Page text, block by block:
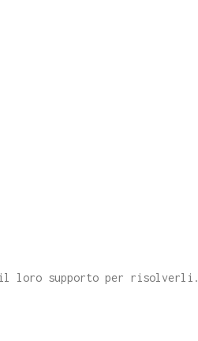
il loro supporto per risolverli.